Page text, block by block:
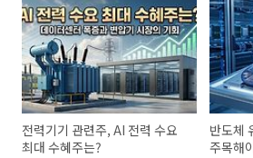
전력기기 관련주, AI 전력 수요
최대 수혜주는?
반도체
주목해